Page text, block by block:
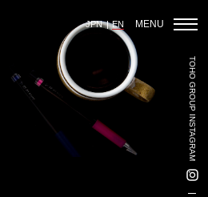
JPN EN MENU
TOHO GROUP INSTAGRAM